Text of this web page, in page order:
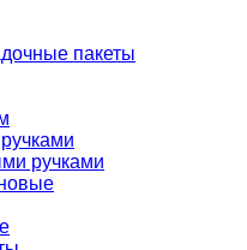
пакеты
ручками